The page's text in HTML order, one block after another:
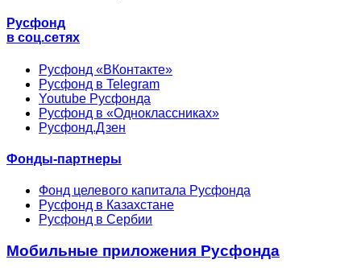
Русфонд
в соц.сетях
Русфонд «ВКонтакте»
Русфонд в Telegram
Youtube Русфонда
Русфонд в «Одноклассниках»
Русфонд.Дзен
Фонды-партнеры
Фонд целевого капитала Русфонда
Русфонд в Казахстане
Русфонд в Сербии
Мобильные приложения Русфонда